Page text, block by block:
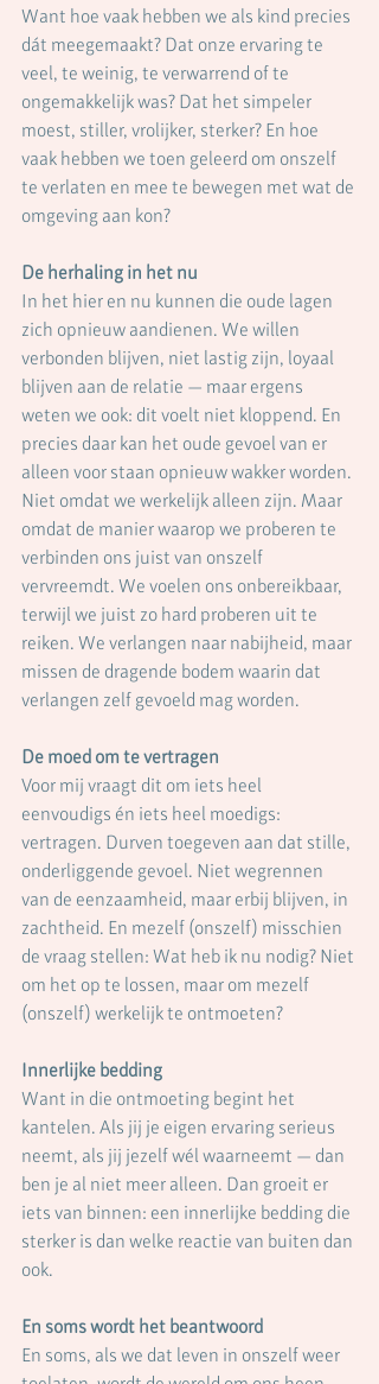
Want hoe vaak hebben we als kind precies
dát meegemaakt? Dat onze ervaring te
veel, te weinig, te verwarrend of te
ongemakkelijk was? Dat het simpeler
moest, stiller, vrolijker, sterker? En hoe
vaak hebben we toen geleerd om onszelf
te verlaten en mee te bewegen met wat de
omgeving aan kon?
De herhaling in het nu
In het hier en nu kunnen die oude lagen
zich opnieuw aandienen. We willen
verbonden blijven, niet lastig zijn, loyaal
blijven aan de relatie — maar ergens
weten we ook: dit voelt niet kloppend. En
precies daar kan het oude gevoel van er
alleen voor staan opnieuw wakker worden.
Niet omdat we werkelijk alleen zijn. Maar
omdat de manier waarop we proberen te
verbinden ons juist van onszelf
vervreemdt. We voelen ons onbereikbaar,
terwijl we juist zo hard proberen uit te
reiken. We verlangen naar nabijheid, maar
missen de dragende bodem waarin dat
verlangen zelf gevoeld mag worden.
De moed om te vertragen
Voor mij vraagt dit om iets heel
eenvoudigs én iets heel moedigs:
vertragen. Durven toegeven aan dat stille,
onderliggende gevoel. Niet wegrennen
van de eenzaamheid, maar erbij blijven, in
zachtheid. En mezelf (onszelf) misschien
de vraag stellen: Wat heb ik nu nodig? Niet
om het op te lossen, maar om mezelf
(onszelf) werkelijk te ontmoeten?
Innerlijke bedding
Want in die ontmoeting begint het
kantelen. Als jij je eigen ervaring serieus
neemt, als jij jezelf wél waarneemt — dan
ben je al niet meer alleen. Dan groeit er
iets van binnen: een innerlijke bedding die
sterker is dan welke reactie van buiten dan
ook.
En soms wordt het beantwoord
En soms, als we dat leven in onszelf weer